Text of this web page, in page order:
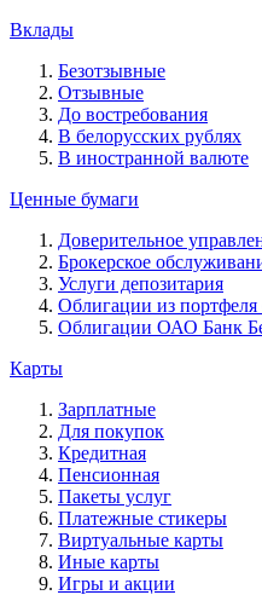
Вклады
Безотзывные
Отзывные
До востребования
В белорусских рублях
В иностранной валюте
Ценные бумаги
Доверительное
Брокерское
Услуги депозитария
Облигации из портфеля
Облигации ОАО Банк
Карты
Зарплатные
Для покупок
Кредитная
Пенсионная
Пакеты услуг
Платежные стикеры
Виртуальные карты
Иные карты
Игры и акции